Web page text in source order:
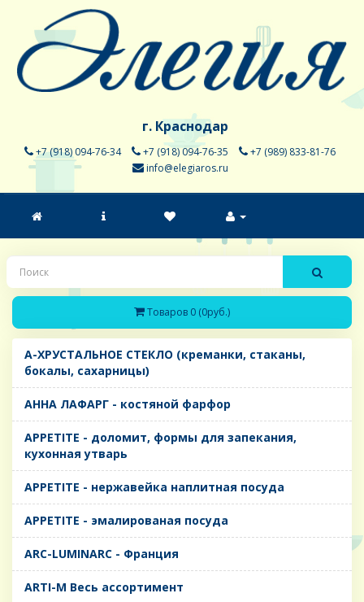
г. Краснодар
+7 (918) 094-76-34 +7 (918) 094-76-35
+7 (989) 833-81-76
info@elegiaros.ru
Товаров 0 (0руб.)
A-ХРУСТАЛЬНОЕ СТЕКЛО (креманки, стаканы,
бокалы, сахарницы)
AHHA ЛАФАРГ - костяной фарфор
APPETITE - доломит, формы для запекания,
кухонная утварь
APPETITE - нержавейка наплитная посуда
APPETITE - эмалированая посуда
ARC-LUMINARC - Франция
ARTI-M Весь ассортимент